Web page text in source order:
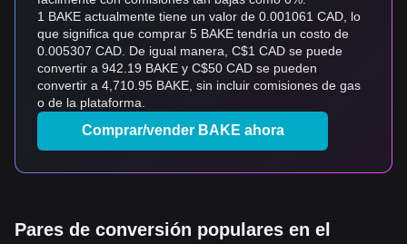
1 BAKE actualmente tiene un valor de 0.001061 CAD, lo
que significa que comprar 5 BAKE tendría un costo de
0.005307 CAD. De igual manera, C$1 CAD se puede
convertir a 942.19 BAKE y C$50 CAD se pueden
convertir a 4,710.95 BAKE, sin incluir comisiones de gas
o de la plataforma.
Comprar/vender BAKE ahora
Pares de conversión populares en el